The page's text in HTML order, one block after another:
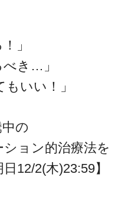
」
べき…」
もいい！」
の
ョン的治療法を
12/2(木)23:59】